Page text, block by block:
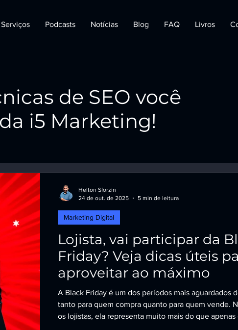
Serviços Podcasts Notícias Blog FAQ Livros
de SEO você
i5 Marketing!
Lojista, vai participar da
Friday? Veja dicas úteis
aproveitar ao máximo
A Black Friday é um dos períodos mais aguardados do comércio —
tanto para quem compra quanto para quem vende.
os lojistas, ela representa muito mais do que
Marketing Digital
Helton Sforzin
24 de out. de 2025
5 min de leitura